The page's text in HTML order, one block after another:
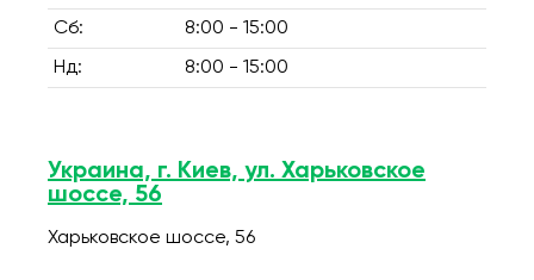
Сб: 8:00 - 15:00
Нд: 8:00 - 15:00
Украина, г. Киев, ул. Харьковское
шоссе, 56
Харьковское шоссе, 56